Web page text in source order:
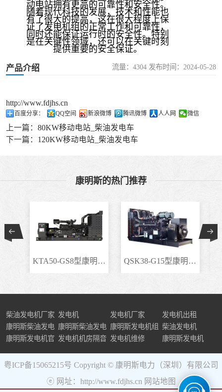
动电站拥有更高的可靠性和安全性。
随着现代科技的发展，技术和性能也
有了很大的提高，这在很大程度上保
证了发电机组的正常工作和可靠性，
同时还能保证运行时的安全性。特别
是在关键性领域，还可以在关键时刻
提供重要的安全保证。
产品介绍 流量：4304 发布时间：2024-05-28
http://www.fdjhs.cn
百度分享： QQ空间 新浪微博 腾讯微博 人人网 微信
上一篇： 80KW移动电站_柴油发电车
下一篇： 120KW移动电站_柴油发电车
康明斯的热门推荐
KTA50-GS8型康明斯柴.. QSK38-G15型康明斯柴..
柴油发电机厂家 发电机 发电机厂家
发电机出租
康明斯柴油发电
机组
康明斯柴油发电
机
康明斯发电机组 柴油发电机
康明斯发电机官 发电机机房隔音 发电机维修 康明斯发电机
粤ICP备15065215号 Copyright © 康明斯电力（深圳）有限公司
ⓔ 网址：http://www.fdjhs.cn 网站地图